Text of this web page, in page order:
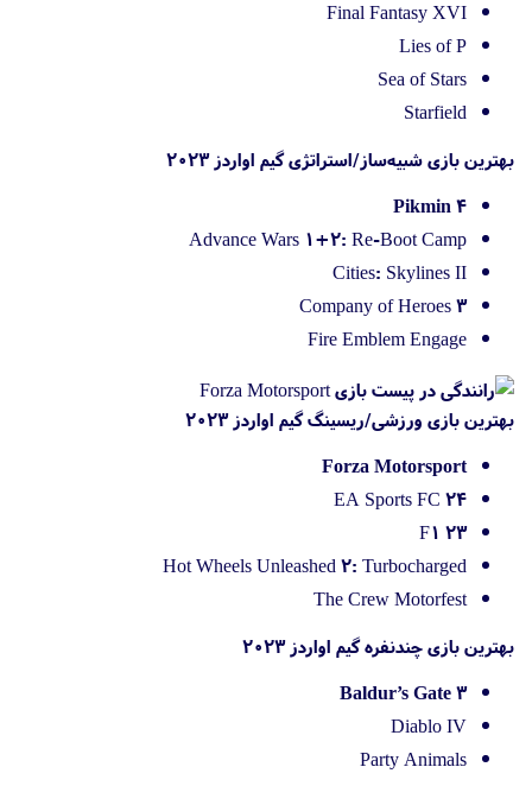
Final Fantasy XVI
Lies of P
Sea of Stars
Starfield
بهترین بازی شبیه‌ساز/استراتژی گیم اواردز 2023
Pikmin 4
Advance Wars 1+2: Re-Boot Camp
Cities: Skylines II
Company of Heroes 3
Fire Emblem Engage
بهترین بازی ورزشی/ریسینگ گیم اواردز 2023
Forza Motorsport
EA Sports FC 24
F1 23
Hot Wheels Unleashed 2: Turbocharged
The Crew Motorfest
بهترین بازی چندنفره گیم اواردز 2023
Baldur’s Gate 3
Diablo IV
Party Animals